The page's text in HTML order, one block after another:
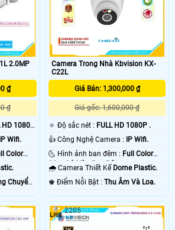
2.0MP
₫
₫
HD 1080P
IP Wifi.
Color
Chuyển
Camera Trong Nhà Kbvision KX-
C22L
Giá Bán: 1,300,000 ₫
Giá gốc: 1,600,000 ₫
🔅 Độ sắc nét : FULL HD 1080P .
👍 Công Nghệ Camera :
IP Wifi.
🌜 Hình ảnh ban đêm : Full Color
30m Có Màu Ban Ðêm.
🌧️ Camera Thiết Kế Dome Plastic.
️♚ Điểm Nỗi Bật :Thu Âm Và Loa.
2205